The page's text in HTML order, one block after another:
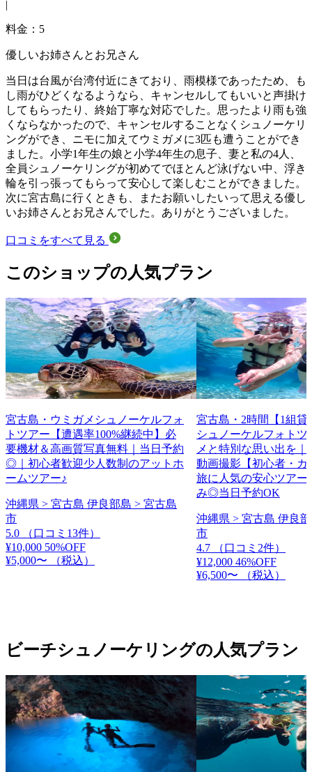
|
料金：5
優しいお姉さんとお兄さん
当日は台風が台湾付近にきており、雨模様であったため、も
し雨がひどくなるようなら、キャンセルしてもいいと声掛け
してもらったり、終始丁寧な対応でした。思ったより雨も強
くならなかったので、キャンセルすることなくシュノーケリ
ングができ、ニモに加えてウミガメに3匹も遭うことができ
ました。小学1年生の娘と小学4年生の息子、妻と私の4人、
全員シュノーケリングが初めてでほとんど泳げない中、浮き
輪を引っ張ってもらって安心して楽しむことができました。
次に宮古島に行くときも、またお願いしたいって思える優し
いお姉さんとお兄さんでした。ありがとうございました。
口コミをすべて見る
このショップの人気プラン
宮古島・ウミガメシュノーケルフォ
トツアー【遭遇率100%継続中】必
要機材＆高画質写真無料｜当日予約
◎｜初心者歓迎少人数制のアットホ
ームツアー♪
沖縄県 > 宮古島 伊良部島 > 宮古島
市
5.0
（口コミ13件）
¥10,000 50%OFF
¥5,000〜
（税込）
宮古島・2時間【1組貸
シュノーケルフォトツ
メと特別な思い出を
動画撮影【初心者・カ
旅に人気の安心ツアー
み◎当日予約OK
沖縄県 > 宮古島 伊良
市
4.7
（口コミ2件）
¥12,000 46%OFF
¥6,500〜
（税込）
ビーチシュノーケリングの人気プラン